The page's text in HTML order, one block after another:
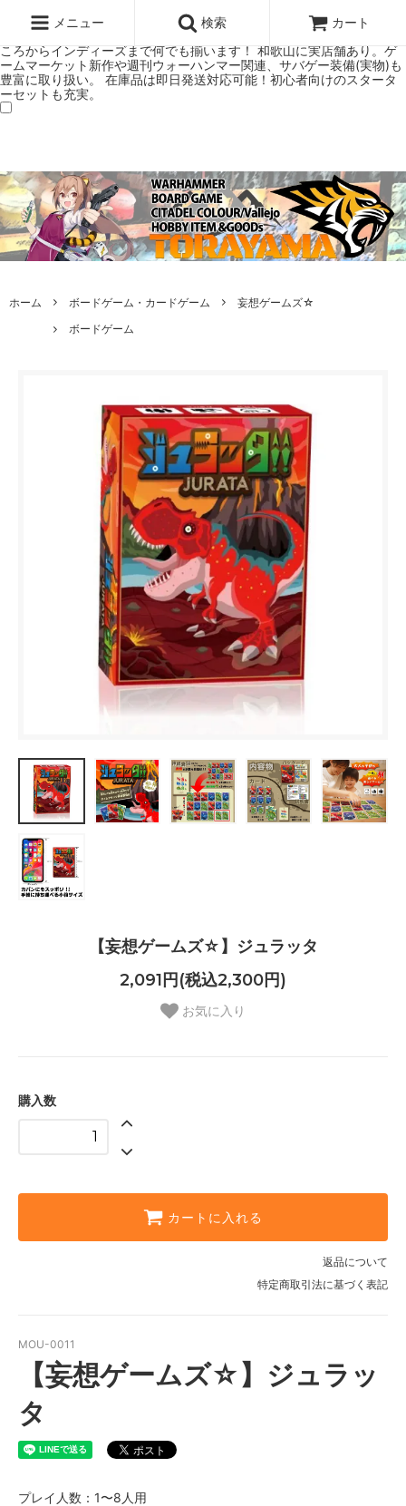
ミアムショップTORAYAMA。通販・オンラインショップです！ ウォー
ハンマーとボードゲームのことなら当店へ！ボードゲームもメジャーど
ころからインディーズまで何でも揃います！ 和歌山に実店舗あり。ゲ
ームマーケット新作や週刊ウォーハンマー関連、サバゲー装備(実物)も
豊富に取り扱い。 在庫品は即日発送対応可能！初心者向けのスタータ
ーセットも充実。
メニュー 検索 カート
ホーム ボードゲーム・カードゲーム
妄想ゲームズ☆
ボードゲーム
【妄想ゲームズ☆】ジュラッタ
2,091円(税込2,300円)
お気に入り
購入数
カートに入れる
返品について
特定商取引法に基づく表記
MOU-0011
【妄想ゲームズ☆】ジュラッ
タ
プレイ人数：1〜8人用